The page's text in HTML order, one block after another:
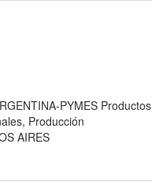
PYMES Productos
Producción
AIRES